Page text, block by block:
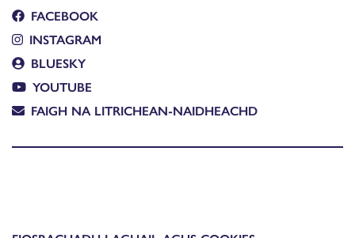
FACEBOOK
INSTAGRAM
BLUESKY
YOUTUBE
FAIGH NA LITRICHEAN-NAIDHEACHD